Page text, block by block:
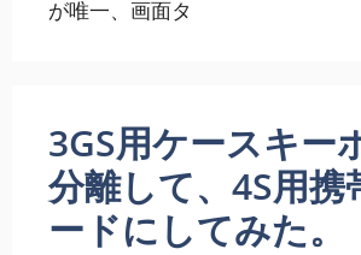
が唯一、画面タ
3GS用ケースキー
分離して、4S用携
ードにしてみた。